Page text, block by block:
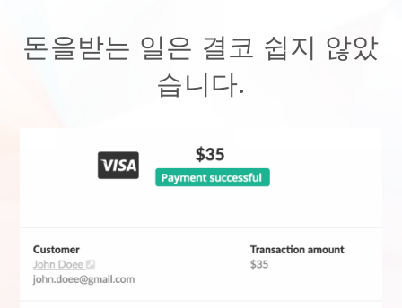
돈을받는 일은 결코 쉽지 않았
습니다.